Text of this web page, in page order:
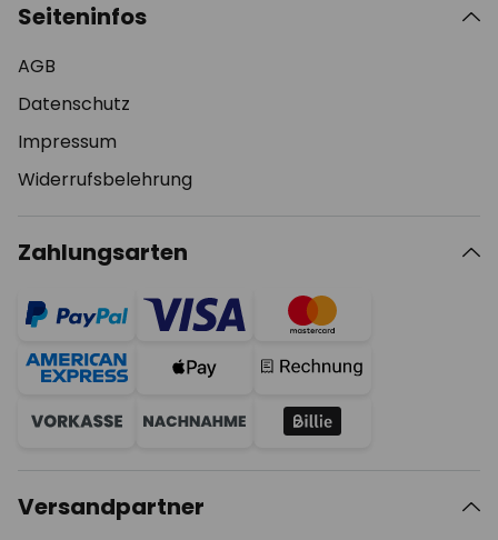
Seiteninfos
AGB
Datenschutz
Impressum
Widerrufsbelehrung
Zahlungsarten
Versandpartner